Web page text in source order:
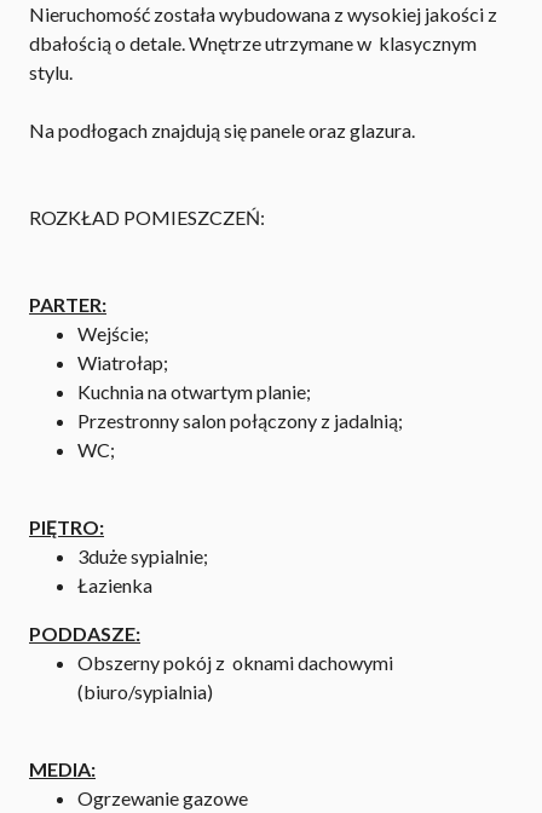
Nieruchomość została wybudowana z wysokiej jakości z
dbałością o detale. Wnętrze utrzymane w klasycznym
stylu.
Na podłogach znajdują się panele oraz glazura.
ROZKŁAD POMIESZCZEŃ:
PARTER:
Wejście;
Wiatrołap;
Kuchnia na otwartym planie;
Przestronny salon połączony z jadalnią;
WC;
PIĘTRO:
3duże sypialnie;
Łazienka
PODDASZE:
Obszerny pokój z oknami dachowymi
(biuro/sypialnia)
MEDIA:
Ogrzewanie gazowe